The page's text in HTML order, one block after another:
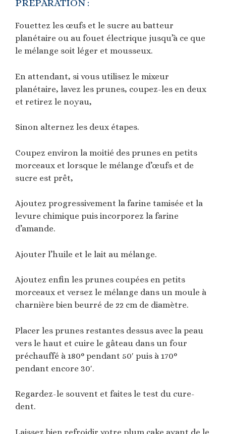
PRÉPARATION :
Fouettez les œufs et le sucre au batteur
planétaire ou au fouet électrique jusqu’à ce que
le mélange soit léger et mousseux.
En attendant, si vous utilisez le mixeur
planétaire, lavez les prunes, coupez-les en deux
et retirez le noyau,
Sinon alternez les deux étapes.
Coupez environ la moitié des prunes en petits
morceaux et lorsque le mélange d’œufs et de
sucre est prêt,
Ajoutez progressivement la farine tamisée et la
levure chimique puis incorporez la farine
d’amande.
Ajouter l’huile et le lait au mélange.
Ajoutez enfin les prunes coupées en petits
morceaux et versez le mélange dans un moule à
charnière bien beurré de 22 cm de diamètre.
Placer les prunes restantes dessus avec la peau
vers le haut et cuire le gâteau dans un four
préchauffé à 180° pendant 50′ puis à 170°
pendant encore 30′.
Regardez-le souvent et faites le test du cure-
dent.